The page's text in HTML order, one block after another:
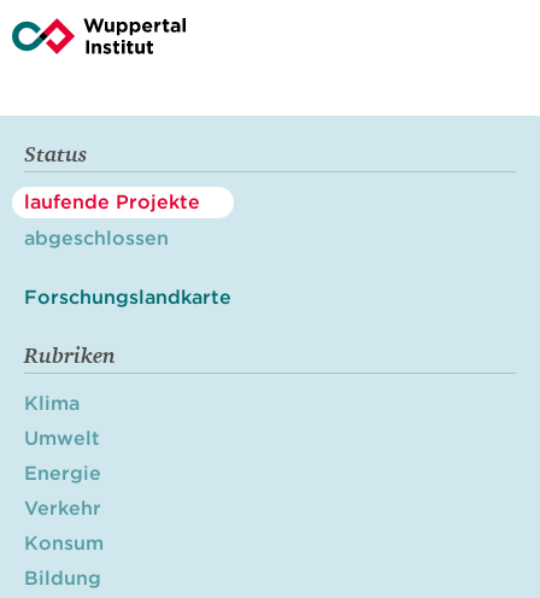
Status
laufende Projekte
abgeschlossen
Forschungslandkarte
Rubriken
Klima
Umwelt
Energie
Verkehr
Konsum
Bildung